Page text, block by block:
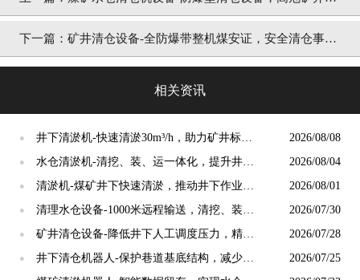
用[泵泵达]
下一篇：矿井清仓设备-全防爆带整机煤安证，安全清仓事故
相关资讯
●
井下清淤机-快速清淤30m³/h，助力矿井标准
化生产建设[泵泵达]
2026/08/08
●
水仓清淤机-清挖、装、运一体化，提升井下
作业舒适化水平[泵泵达]
2026/08/04
●
清淤机-煤矿井下快速清淤，推动井下作业模
式革新[泵泵达]
2026/08/01
●
清理水仓设备-1000米远程输送，清挖、装
载、运输一体化作业 [泵泵达]
2026/07/30
●
矿井清仓设备-降低井下人工调度压力，精简
班组人力配置[泵泵达]
2026/07/28
●
井下清仓机器人-保护巷道基底结构，减少井
2026/07/25